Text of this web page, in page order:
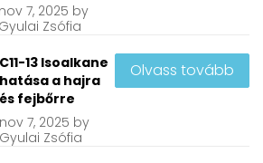
nov7, 2025 by
Gyulai Zsófia
C11-13 Isoalkane
hatása a hajra
és fejbőrre
nov 7, 2025 by
Gyulai Zsófia
Olvass tovább